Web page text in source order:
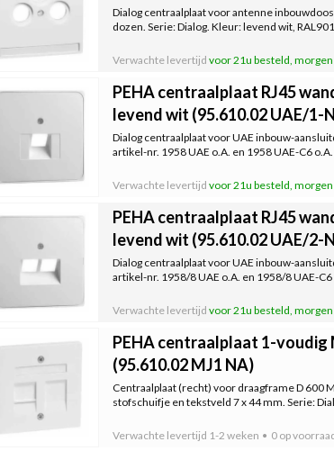
Dialog centraalplaat voor antenne
dozen. Serie: Dialog. Kleur: levend wit,
Verwachte levertijd voor 21u besteld,
PEHA centraalplaat RJ45
levend wit (95.610.02 UAE/1-
Dialog centraalplaat voor UAE inbouw-
artikel-nr. 1958 UAE o.A. en 1958 UAE-C6
Verwachte levertijd voor 21u besteld,
PEHA centraalplaat RJ45
levend wit (95.610.02 UAE/2-
Dialog centraalplaat voor UAE inbouw-
artikel-nr. 1958/8 UAE o.A. en 1958/8 UAE-
Verwachte levertijd voor 21u besteld,
PEHA centraalplaat 1-
(95.610.02 MJ1 NA)
Centraalplaat (recht) voor draagframe D 600
stofschuifje en tekstveld 7 x 44 mm. Serie:
Verwachte levertijd 1-2 weken 0 op